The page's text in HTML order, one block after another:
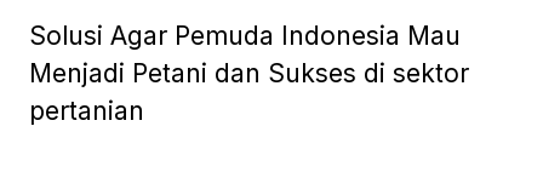
Solusi Agar Pemuda Indonesia Mau
Menjadi Petani dan Sukses di sektor
pertanian